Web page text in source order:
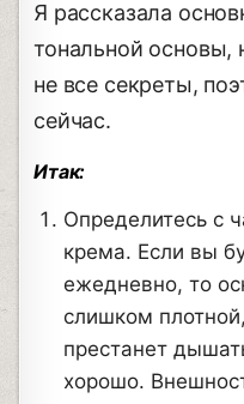
Я рассказала
тональной основы,
не все секреты,
сейчас.
Итак:
Определитесь с
крема. Если вы
ежедневно, то
слишком
престанет
хорошо.